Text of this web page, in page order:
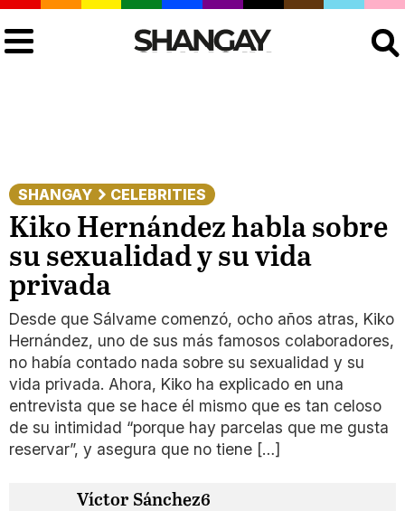
SHANGAY CELEBRITIES
Kiko Hernández habla sobre
su sexualidad y su vida
privada
Desde que Sálvame comenzó, ocho años atras, Kiko
Hernández, uno de sus más famosos colaboradores,
no había contado nada sobre su sexualidad y su
vida privada. Ahora, Kiko ha explicado en una
entrevista que se hace él mismo que es tan celoso
de su intimidad “porque hay parcelas que me gusta
reservar”, y asegura que no tiene […]
Víctor Sánchez6